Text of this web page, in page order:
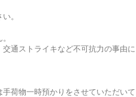
。
通ストライキなど不可抗力の事由に
荷物一時預かりをさせていただいて